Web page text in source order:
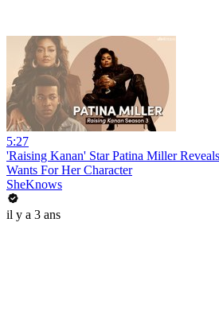
5:27
'Raising Kanan' Star Patina Miller
Wants For Her Character
SheKnows
il y a 3 ans